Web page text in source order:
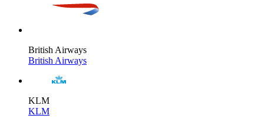
British Airways
British Airways
KLM
KLM